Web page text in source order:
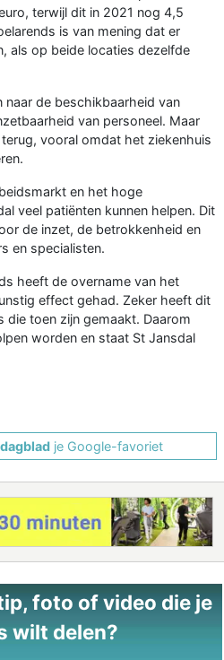
terwijl dit in 2021 nog 4,5
is van mening dat er
als op beide locaties dezelfde
naar de beschikbaarheid van
van personeel. Maar
vooral omdat het ziekenhuis
en het hoge
veel patiënten kunnen helpen. Dit
de inzet, de betrokkenheid en
en specialisten.
heeft de overname van het
effect gehad. Zeker heeft dit
toen zijn gemaakt. Daarom
worden en staat St Jansdal
je Google-favoriet
foto of video die je
wilt delen?